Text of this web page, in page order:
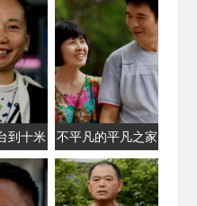
到十米
不平凡的平凡之家